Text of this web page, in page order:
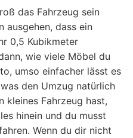
das Fahrzeug sein
ausgehen, dass ein
0,5 Kubikmeter
wie viele Möbel du
umso einfacher lässt es
den Umzug natürlich
kleines Fahrzeug hast,
hinein und du musst
Wenn du dir nicht